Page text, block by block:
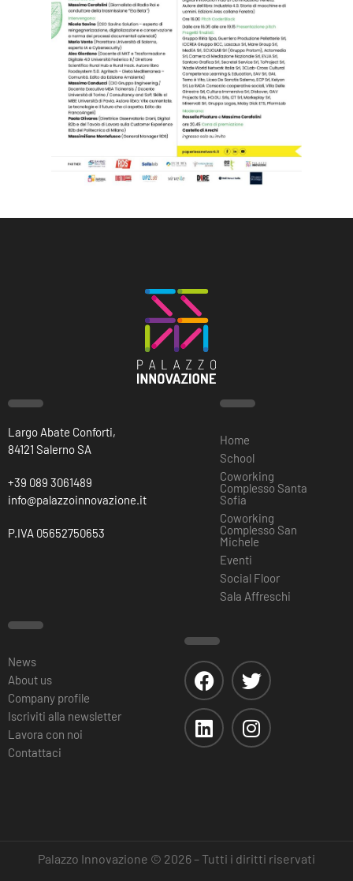
Largo Abate Conforti,
84121 Salerno SA
+39 089 3061489
info@palazzoinnovazione.it
P.IVA 05652750653
Home
School
Coworking
Complesso Santa
Sofia
Coworking
Complesso San
Michele
Eventi
Social Floor
Sala Affreschi
News
About us
Company profile
Iscriviti alla newsletter
Lavora con noi
Contattaci
Palazzo Innovazione © 2026 – Tutti i diritti riservati